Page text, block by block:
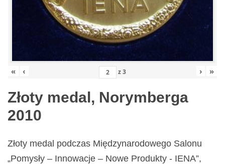
« ‹ z3 › »
Złoty medal, Norymberga
2010
Złoty medal podczas Międzynarodowego Salonu
„Pomysły – Innowacje – Nowe Produkty - IENA”,